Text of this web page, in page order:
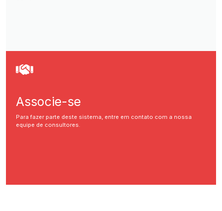
Associe-se
Para fazer parte deste sistema, entre em contato com a nossa
equipe de consultores.